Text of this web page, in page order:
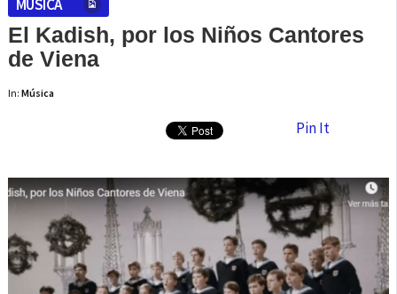
MÚSICA
El Kadish, por los Niños Cantores
de Viena
In: Música
Pin It